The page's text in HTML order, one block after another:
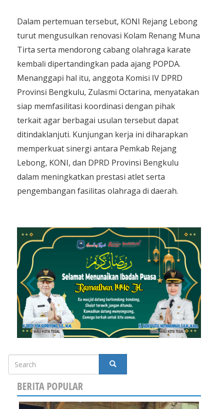
Dalam pertemuan tersebut, KONI Rejang Lebong
turut mengusulkan renovasi Kolam Renang Muna
Tirta serta mendorong cabang olahraga karate
kembali dipertandingkan pada ajang POPDA.
Menanggapi hal itu, anggota Komisi IV DPRD
Provinsi Bengkulu, Zulasmi Octarina, menyatakan
siap memfasilitasi koordinasi dengan pihak
terkait agar berbagai usulan tersebut dapat
ditindaklanjuti. Kunjungan kerja ini diharapkan
memperkuat sinergi antara Pemkab Rejang
Lebong, KONI, dan DPRD Provinsi Bengkulu
dalam meningkatkan prestasi atlet serta
pengembangan fasilitas olahraga di daerah.
Search
SEARCH
BERITA POPULAR